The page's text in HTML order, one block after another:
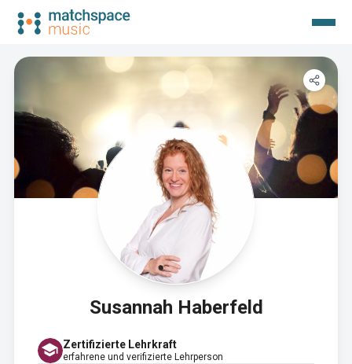
Susannah Haberfeld
Zertifizierte Lehrkraft
erfahrene und verifizierte Lehrperson